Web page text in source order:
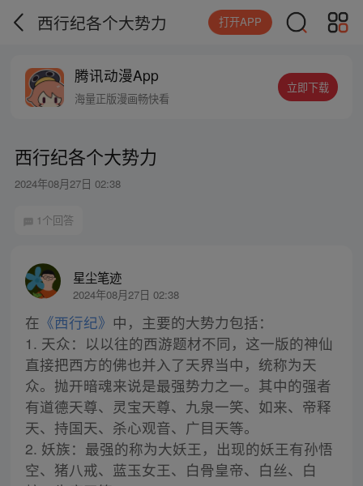
西行纪各个大势力 打开APP
腾讯动漫App
海量正版漫画畅快看
立即下载
西行纪各个大势力
2024年08月27日 02:38
1个回答
星尘笔迹
2024年08月27日 02:38
在 《西行纪》 中，主要的大势力包括：
1. 天众：以以往的西游题材不同，这一版的神仙
直接把西方的佛也并入了天界当中，统称为天
众。抛开暗魂来说是最强势力之一。其中的强者
有道德天尊、灵宝天尊、九泉一笑、如来、帝释
天、持国天、杀心观音、广目天等。
2. 妖族：最强的称为大妖王，出现的妖王有孙悟
空、猪八戒、蓝玉女王、白骨皇帝、白丝、白